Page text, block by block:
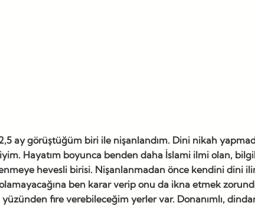
ay görüştüğüm biri ile nişanlandım. Dini nikah
Hayatım boyunca benden daha İslami ilmi olan,
hevesli birisi. Nişanlanmadan önce kendini dini
ben karar verip onu da ikna etmek
fire verebileceğim yerler var. Donanımlı,